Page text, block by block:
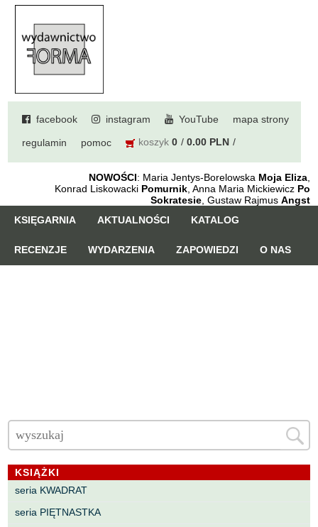
facebook instagram YouTube mapa strony
regulamin pomoc koszyk 0 0.00 PLN
NOWOŚCI: Maria Jentys-Borelowska Moja Eliza,
Konrad Liskowacki Pomurnik, Anna Maria Mickiewicz Po
Sokratesie, Gustaw Rajmus Angst
KSIĘGARNIA
AKTUALNOŚCI KATALOG
RECENZJE WYDARZENIA ZAPOWIEDZI O NAS
KSIĄŻKI
seria KWADRAT
seria PIĘTNASTKA